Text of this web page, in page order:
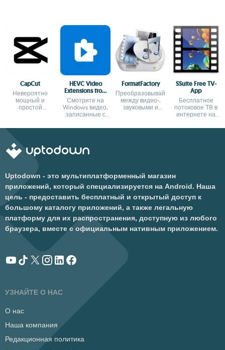
CapCut
Невероятно
мощный и
простой
HEVC Video
Extensions from
Device
Manufacturer
Смотрите на
Windows видео,
записанные с
HEVC (H.265)
FormatFactory
Преобразовывайте
между видео-,
звуковыми и
SSuite Free TV-
App
Бесплатное
потоковое ТВ в
интернете на
Uptodown - это мультиплатформенный магазин
приложений, который специализируется на Android. Наша
цель - предоставить бесплатный и открытый доступ к
большому каталогу приложений, а также легальную
платформу для их распространения, доступную из любого
браузера, вместе с официальным нативным приложением.
УЗНАЙТЕ О НАС
О нас
Наша компания
Редакционная политика